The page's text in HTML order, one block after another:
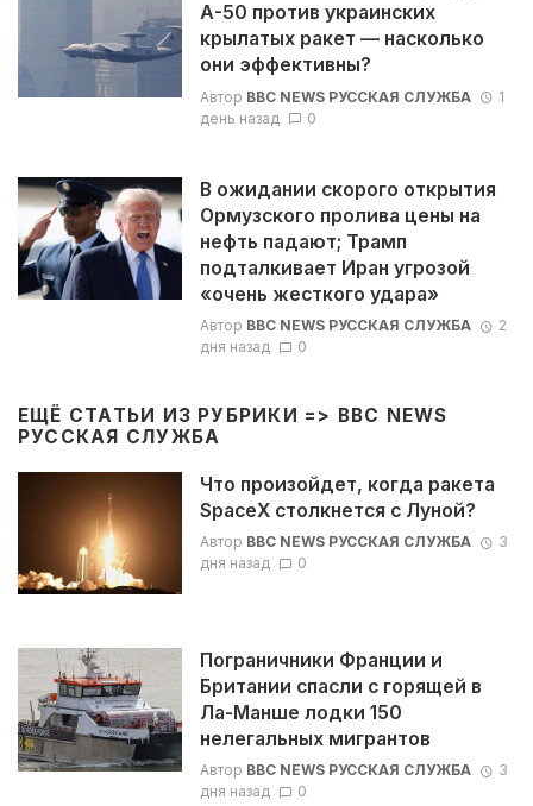
А-50 против украинских
крылатых ракет — насколько
они эффективны?
Автор BBC NEWS РУССКАЯ СЛУЖБА
1
день назад
0
В ожидании скорого открытия
Ормузского пролива цены на
нефть падают; Трамп
подталкивает Иран угрозой
«очень жесткого удара»
Автор BBC NEWS РУССКАЯ СЛУЖБА
2
дня назад
0
ЕЩЁ СТАТЬИ ИЗ РУБРИКИ => BBC NEWS
РУССКАЯ СЛУЖБА
Что произойдет, когда ракета
SpaceX столкнется с Луной?
Автор BBC NEWS РУССКАЯ СЛУЖБА
3
дня назад
0
Пограничники Франции и
Британии спасли с горящей в
Ла-Манше лодки 150
нелегальных мигрантов
Автор BBC NEWS РУССКАЯ СЛУЖБА
3
дня назад
0